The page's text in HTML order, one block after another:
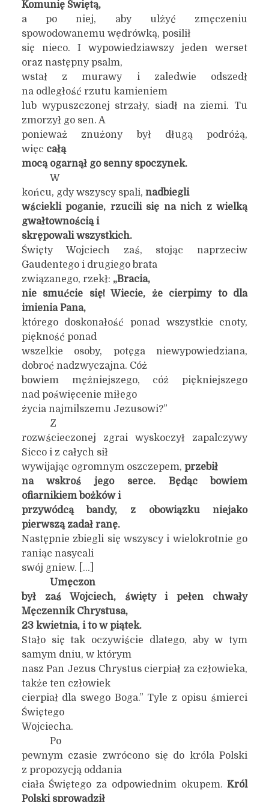
Komunię Świętą,
a po niej, aby ulżyć zmęczeniu
spowodowanemu wędrówką, posilił
się nieco. I wypowiedziawszy jeden werset
oraz następny psalm,
wstał z murawy i zaledwie odszedł
na odległość rzutu kamieniem
lub wypuszczonej strzały, siadł na ziemi. Tu
zmorzył go sen. A
ponieważ znużony był długą podróżą,
więc całą
mocą ogarnął go senny spoczynek.
W
końcu, gdy wszyscy spali, nadbiegli
wściekli poganie, rzucili się na nich z wielką
gwałtownością i
skrępowali wszystkich.
Święty Wojciech zaś, stojąc naprzeciw
Gaudentego i drugiego brata
związanego, rzekł: „Bracia,
nie smućcie się! Wiecie, że cierpimy to dla
imienia Pana,
którego doskonałość ponad wszystkie cnoty,
piękność ponad
wszelkie osoby, potęga niewypowiedziana,
dobroć nadzwyczajna. Cóż
bowiem mężniejszego, cóż piękniejszego
nad poświęcenie miłego
życia najmilszemu Jezusowi?”
Z
rozwścieczonej zgrai wyskoczył zapalczywy
Sicco i z całych sił
wywijając ogromnym oszczepem, przebił
na wskroś jego serce. Będąc bowiem
ofiarnikiem bożków i
przywódcą bandy, z obowiązku niejako
pierwszą zadał ranę.
Następnie zbiegli się wszyscy i wielokrotnie go
raniąc nasycali
swój gniew. […]
Umęczon
był zaś Wojciech, święty i pełen chwały
Męczennik Chrystusa,
23 kwietnia, i to w piątek.
Stało się tak oczywiście dlatego, aby w tym
samym dniu, w którym
nasz Pan Jezus Chrystus cierpiał za człowieka,
także ten człowiek
cierpiał dla swego Boga.” Tyle z opisu śmierci
Świętego
Wojciecha.
Po
pewnym czasie zwrócono się do króla Polski
z propozycją oddania
ciała Świętego za odpowiednim okupem.Król
Polski sprowadził